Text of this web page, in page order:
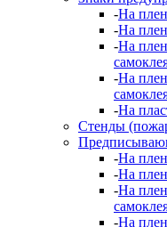
-На
-На
-На
-На
-На
Стенды
-На
-На
-На
-На